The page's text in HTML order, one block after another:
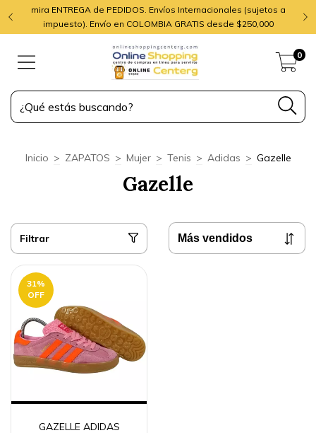
mira ENTREGA de PEDIDOS. Envíos Internacionales (sujetos a
impuesto). Envío en COLOMBIA GRATIS desde $250,000
0
Inicio > ZAPATOS > Mujer > Tenis > Adidas > Gazelle
Gazelle
Filtrar
31%
OFF
GAZELLE ADIDAS